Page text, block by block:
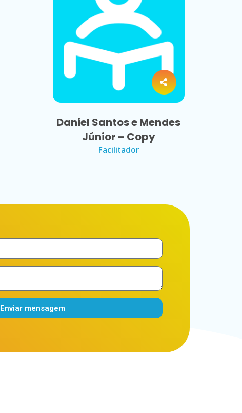
Daniel Santos e Mendes
Júnior – Copy
Facilitador
Enviar mensagem